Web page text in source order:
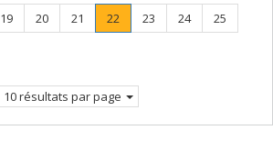
Page
19 Page
20 Page
21 Page
22
Page
Page
23 Page
24 Page
25
10 résultats par page